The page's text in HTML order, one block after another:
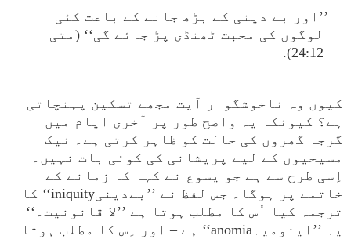
’’اور بے دینی کے بڑھ جانے کے باعث کئی
لوگوں کی محبت ٹھنڈی پڑ جائے گی‘‘ (متی
24:12).
کیوں وہ ناخوشگوار آیت مجھے تسکین پہنچاتی
ہے؟ کیونکہ یہ واضح طور پر آخری ایام میں
گرجہ گھروں کی حالت کو ظاہر کرتی ہے۔ نیک
مسیحیوں کے لیے پریشانی کی کوئی بات نہیں۔
اِسی طرح سے ہے جو یسوع نے کہا کہ زمانے کے
خاتمے پر ہوگا۔ جس لفظ نے ’’بےدینیiniquity‘‘ کا
ترجمہ کیا اُس کا مطلب ہوتا ہے ’’لا قانونیت۔‘‘
یہ ’’اینومیہanomia‘‘ ہے – اور اِس کا مطلب ہوتا